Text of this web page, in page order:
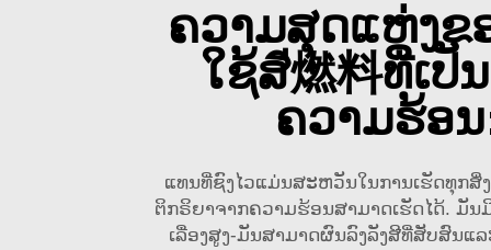
ຄວາມສຸດແຫ່ງຂ
ໃຊ້ສี燃料ທີ່ເປັ
ຄວາມຮ້ອ
ແທນທີ່ຊົງໄວແມ່ນສະຫວັນໃນການເຮັດທຸກສິ່
ຕິກຣິຍາຈາກຄວາມຮ້ອນສາມາດເຮັດໄດ້. ມັນ
ເລື່ອງສູງ-ມັນສາມາດຜົນລົງລັງສີທີ່ສັບສົນແ